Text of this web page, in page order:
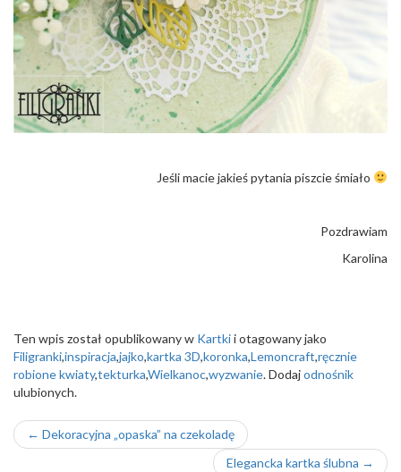
Jeśli macie jakieś pytania piszcie śmiało
Pozdrawiam
Karolina
Ten wpis został opublikowany w Kartkii otagowany jako
Filigranki,inspiracja,jajko,kartka 3D,koronka,Lemoncraft,ręcznie
robione kwiaty,tekturka,Wielkanoc,wyzwanie. Dodajodnośnik
ulubionych.
Nawigacja
← Dekoracyjna „opaska” na czekoladę
Elegancka kartka ślubna →